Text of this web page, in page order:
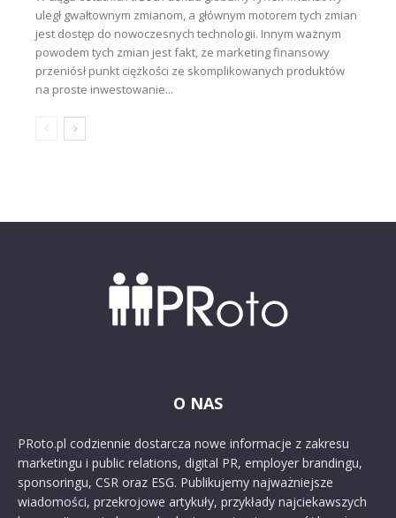
uległ gwałtownym zmianom, a głównym motorem tych zmian
jest dostęp do nowoczesnych technologii. Innym ważnym
powodem tych zmian jest fakt, że marketing finansowy
przeniósł punkt ciężkości ze skomplikowanych produktów
na proste inwestowanie...
O NAS
PRoto.pl codziennie dostarcza nowe informacje z zakresu
marketingu i public relations, digital PR, employer brandingu,
sponsoringu, CSR oraz ESG. Publikujemy najważniejsze
wiadomości, przekrojowe artykuły, przykłady najciekawszych